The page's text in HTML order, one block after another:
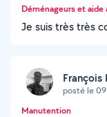
Déménageurs et
Je suis très très
François
posté le
Manutention